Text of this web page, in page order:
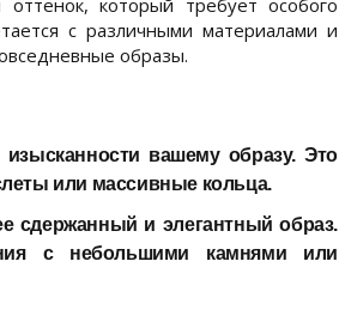
который требует особого
с различными материалами и
образы.
вашему образу. Это
или массивные кольца.
сдержанный и элегантный образ.
с небольшими камнями или